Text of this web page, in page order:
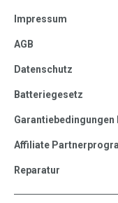
Impressum
AGB
Datenschutz
Batteriegesetz
Affiliate
Reparatur